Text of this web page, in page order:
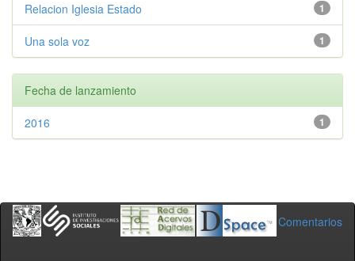
1
Relacion Iglesia Estado
1
Una sola voz
Fecha de lanzamiento
1
2016
Comentarios